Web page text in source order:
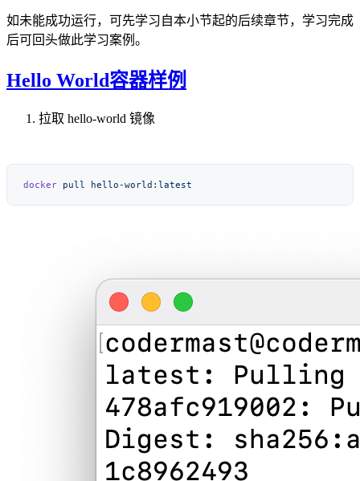
如未能成功运行，可先学习自本小节起的后续章节，学习完成
后可回头做此学习案例。
Hello World容器样例
拉取 hello-world 镜像
docker pull